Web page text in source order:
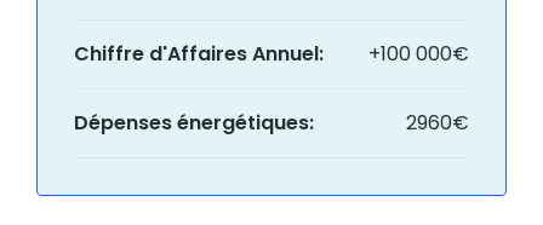
Chiffre d'Affaires Annuel: +100 000€
Dépenses énergétiques: 2960€